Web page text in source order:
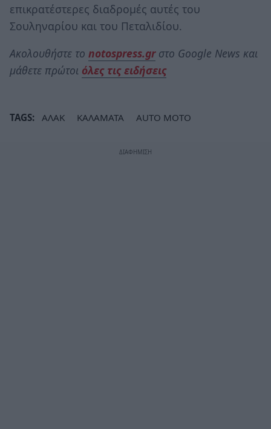
επικρατέστερες διαδρομές αυτές του
Σουληναρίου και του Πεταλιδίου.
Ακολουθήστε το notospress.grστο Google News και
μάθετε πρώτοι όλες τις ειδήσεις
TAGS: ΑΛΑΚ ΚΑΛΑΜΑΤΑ AUTO MOTO